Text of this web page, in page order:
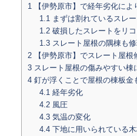
1
【伊勢原市】で経年劣化に
1.1
まずは割れているスレ
1.2破損したスレートをリ
1.3スレート屋根の隅棟も
2 【伊勢原市】でスレート屋
3 スレート屋根の傷みやすい棟
4 釘が浮くことで屋根の棟板金
4.1 経年劣化
4.2風圧
4.3気温の変化
4.4下地に用いられている